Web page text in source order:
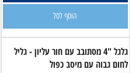
הוסף לסל
גלגל "4 מסתובב עם חור עליון - גליל
לחום גבוה עם מיסב כפול